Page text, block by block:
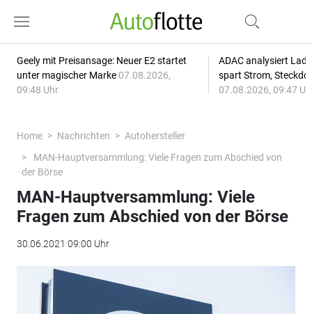
Geely mit Preisansage: Neuer E2 startet
unter magischer Marke 07.08.2026,
09:48 Uhr
ADAC analysiert
spart Strom,
07.08.2026, 09:47
Home Nachrichten
Autohersteller
MAN-Hauptversammlung: Viele Fragen zum Abschied von
der Börse
MAN-Hauptversammlung: Viele
Fragen zum Abschied von der Börse
30.06.2021 09:00 Uhr